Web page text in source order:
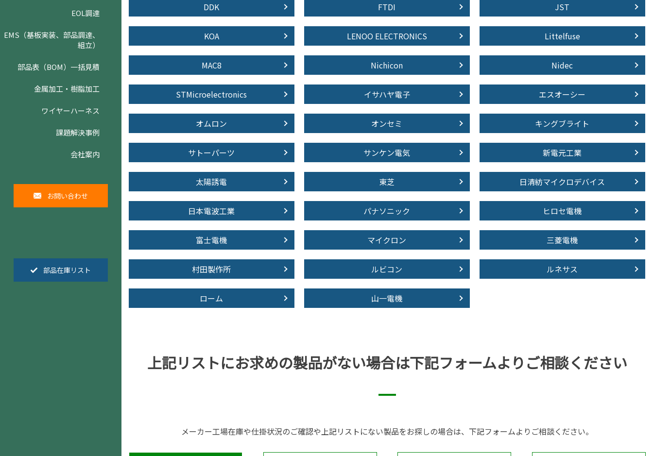
EOL調達
EMS（基板実装、部品調達、
組立）
部品表（BOM）一括見積
金属加工・樹脂加工
ワイヤーハーネス
課題解決事例
会社案内
お問い合わせ
部品在庫リスト
DDK FTDI JST
KOA LENOO ELECTRONICS Littelfuse
MAC8 Nichicon Nidec
STMicroelectronics イサハヤ電子 エスオーシー
オムロン オンセミ キングブライト
サトーパーツ サンケン電気 新電元工業
太陽誘電 東芝 日清紡マイクロデバイス
日本電波工業 パナソニック ヒロセ電機
富士電機 マイクロン 三菱電機
村田製作所 ルビコン ルネサス
ローム 山一電機
上記リストにお求めの製品がない場合は下記フォームよりご相談ください
メーカー工場在庫や仕掛状況のご確認や上記リストにない製品をお探しの場合は、下記フォームよりご相談ください。